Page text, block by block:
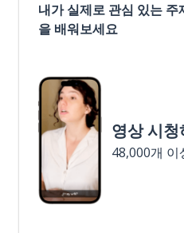
내가 실제로 관심 있는
을 배워보세요
영상 시청
48,000개 이